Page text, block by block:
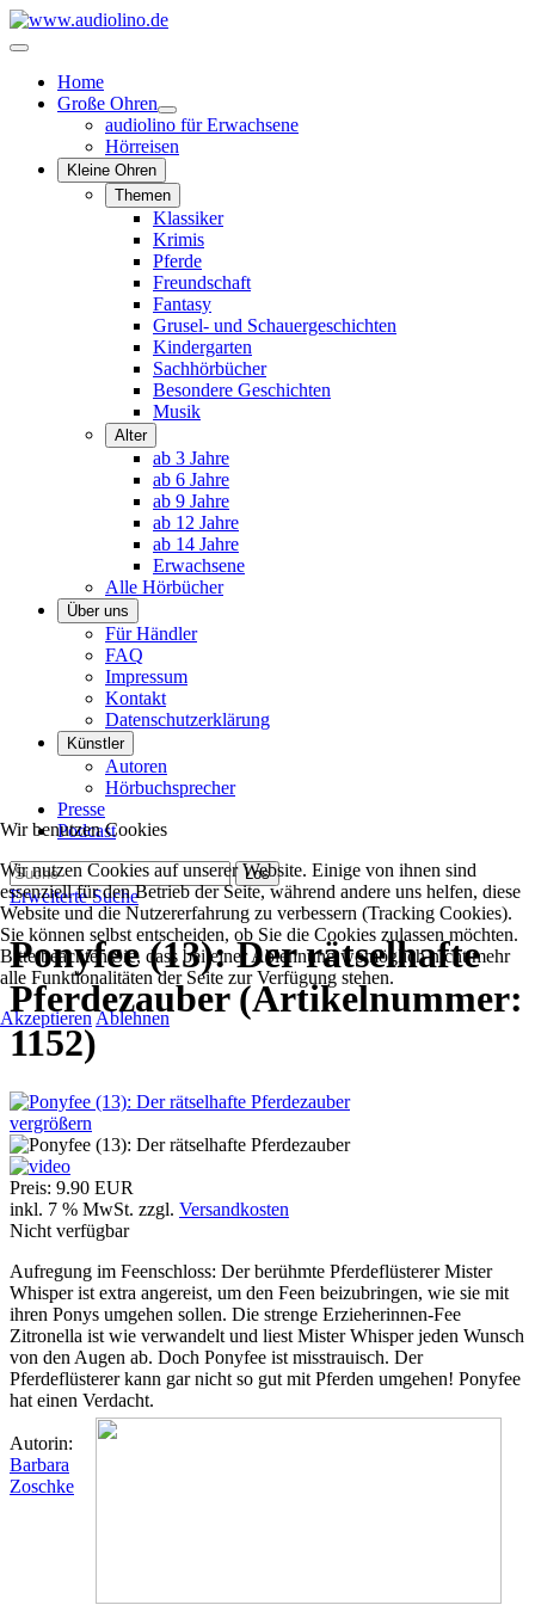
Home
Große Ohren
audiolino für Erwachsene
Hörreisen
Kleine Ohren
Themen
Klassiker
Krimis
Pferde
Freundschaft
Fantasy
Grusel- und Schauergeschichten
Kindergarten
Sachhörbücher
Besondere Geschichten
Musik
Alter
ab 3 Jahre
ab 6 Jahre
ab 9 Jahre
ab 12 Jahre
ab 14 Jahre
Erwachsene
Alle Hörbücher
Über uns
Für Händler
FAQ
Impressum
Kontakt
Datenschutzerklärung
Künstler
Autoren
Hörbuchsprecher
Presse
Podcast
Erweiterte Suche
Ponyfee (13): Der rätselhafte
Pferdezauber(Artikelnummer:
1152)
vergrößern
Preis: 9.90 EUR
inkl. 7 % MwSt. zzgl. Versandkosten
Nicht verfügbar
Aufregung im Feenschloss: Der berühmte Pferdeflüsterer Mister
Whisper ist extra angereist, um den Feen beizubringen, wie sie mit
ihren Ponys umgehen sollen. Die strenge Erzieherinnen-Fee
Zitronella ist wie verwandelt und liest Mister Whisper jeden Wunsch
von den Augen ab. Doch Ponyfee ist misstrauisch. Der
Pferdeflüsterer kann gar nicht so gut mit Pferden umgehen! Ponyfee
hat einen Verdacht.
Autorin:
Barbara
Zoschke
Wir benutzen Cookies
Wir nutzen Cookies auf unserer Website. Einige von ihnen sind
essenziell für den Betrieb der Seite, während andere uns helfen, diese
Website und die Nutzererfahrung zu verbessern (Tracking Cookies).
Sie können selbst entscheiden, ob Sie die Cookies zulassen möchten.
Bitte beachten Sie, dass bei einer Ablehnung womöglich nicht mehr
alle Funktionalitäten der Seite zur Verfügung stehen.
AkzeptierenAblehnen